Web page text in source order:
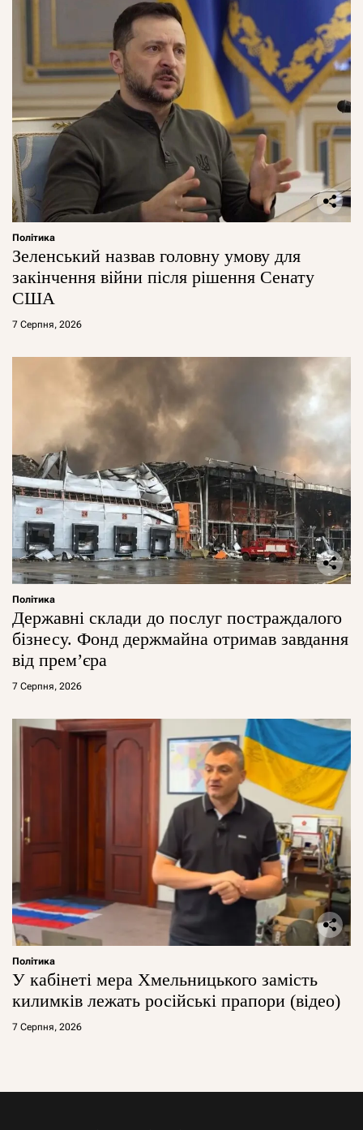
Політика
Зеленський назвав головну умову для
закінчення війни після рішення Сенату
США
7 Серпня, 2026
Політика
Державні склади до послуг постраждалого
бізнесу. Фонд держмайна отримав завдання
від прем’єра
7 Серпня, 2026
Політика
У кабінеті мера Хмельницького замість
килимків лежать російські прапори (відео)
7 Серпня, 2026